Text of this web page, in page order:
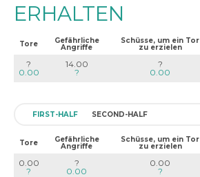
ERHALTEN
Tore Gefährliche
Angriffe
Schüsse, um ein Tor
zu erzielen
?
0.00
14.00
?
?
0.00
FIRST-HALF SECOND-HALF
Tore Gefährliche
Angriffe
Schüsse, um ein Tor
zu erzielen
0.00
?
?
0.00
0.00
?